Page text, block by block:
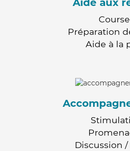
Aide aux
Préparation
Aide à la
Discussion /